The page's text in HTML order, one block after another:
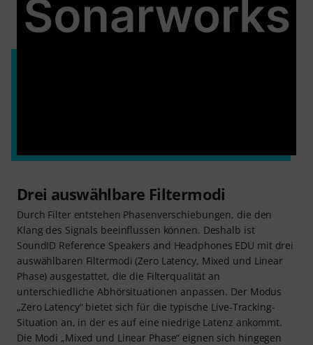
Drei auswählbare Filtermodi
Durch Filter entstehen Phasenverschiebungen, die den
Klang des Signals beeinflussen können. Deshalb ist
SoundID Reference Speakers and Headphones EDU mit drei
auswählbaren Filtermodi (Zero Latency, Mixed und Linear
Phase) ausgestattet, die die Filterqualität an
unterschiedliche Abhörsituationen anpassen. Der Modus
„Zero Latency“ bietet sich für die typische Live-Tracking-
Situation an, in der es auf eine niedrige Latenz ankommt.
Die Modi „Mixed und Linear Phase“ eignen sich hingegen